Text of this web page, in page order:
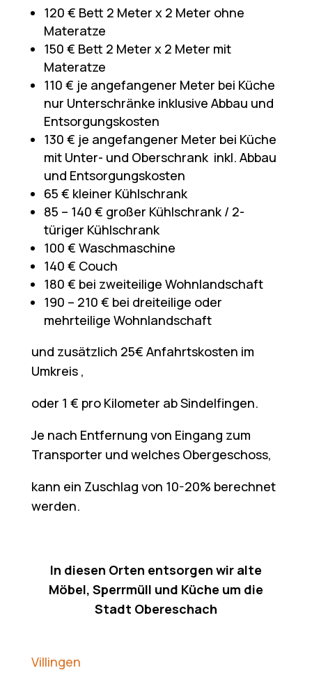
120 € Bett 2 Meter x 2 Meter ohne
Materatze
150 € Bett 2 Meter x 2 Meter mit
Materatze
110 € je angefangener Meter bei Küche
nur Unterschränke inklusive Abbau und
Entsorgungskosten
130 € je angefangener Meter bei Küche
mit Unter- und Oberschrank inkl. Abbau
und Entsorgungskosten
65 € kleiner Kühlschrank
85 – 140 € großer Kühlschrank / 2-
türiger Kühlschrank
100 € Waschmaschine
140 € Couch
180 € bei zweiteilige Wohnlandschaft
190 – 210 € bei dreiteilige oder
mehrteilige Wohnlandschaft
und zusätzlich 25€ Anfahrtskosten im
Umkreis ,
oder 1 € pro Kilometer ab Sindelfingen.
Je nach Entfernung von Eingang zum
Transporter und welches Obergeschoss,
kann ein Zuschlag von 10-20% berechnet
werden.
In diesen Orten entsorgen wir alte
Möbel, Sperrmüll und Küche um die
Stadt Obereschach
Villingen